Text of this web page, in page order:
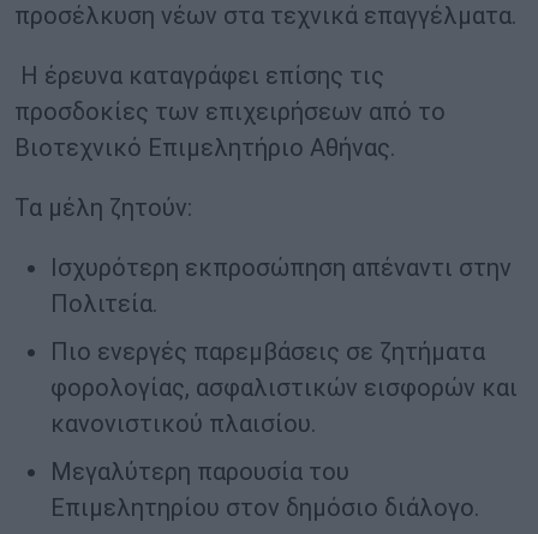
προσέλκυση νέων στα τεχνικά επαγγέλματα.
Η έρευνα καταγράφει επίσης τις
προσδοκίες των επιχειρήσεων από το
Βιοτεχνικό Επιμελητήριο Αθήνας.
Τα μέλη ζητούν:
Ισχυρότερη εκπροσώπηση απέναντι στην
Πολιτεία.
Πιο ενεργές παρεμβάσεις σε ζητήματα
φορολογίας, ασφαλιστικών εισφορών και
κανονιστικού πλαισίου.
Μεγαλύτερη παρουσία του
Επιμελητηρίου στον δημόσιο διάλογο.